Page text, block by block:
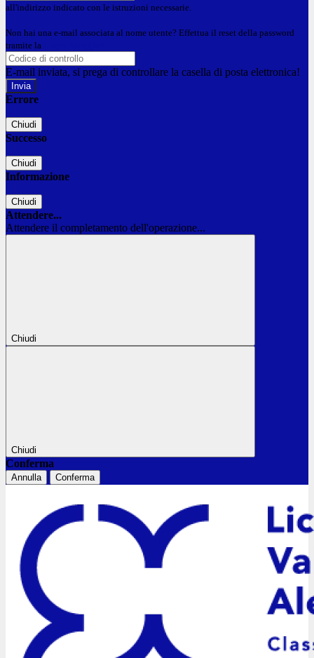
all'indirizzo indicato con le istruzioni necessarie.
Non hai una e-mail associata al nome utente? Effettua il reset della password
tramite la
E-mail inviata, si prega di controllare la casella di posta elettronica!
Errore
Chiudi
Successo
Chiudi
Informazione
Chiudi
Attendere...
Attendere il completamento dell'operazione...
Chiudi
Chiudi
Conferma
Annulla Conferma